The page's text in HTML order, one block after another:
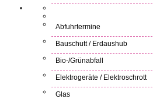
Abfuhrtermine
Bauschutt / Erdaushub
Bio-/Grünabfall
Elektrogeräte / Elektroschrott
Glas